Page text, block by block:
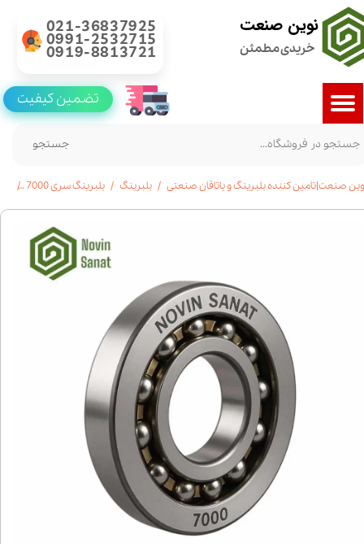
نوین صنعت
خریدی مطمئن
021-36837925
0991-2532715
0919-8813721
جستجو
تضمین کیفیت
صنعت|تامین کننده بلبرینگ و یاتاقان صنعتی بلبرینگ بلبرینگ سری 7000